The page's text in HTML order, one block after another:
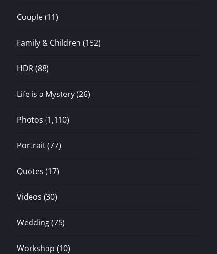
Couple(11)
Family & Children (152)
HDR(88)
Life is a Mystery(26)
Photos (1,110)
Portrait(77)
Quotes (17)
Videos (30)
Wedding(75)
Workshop (10)